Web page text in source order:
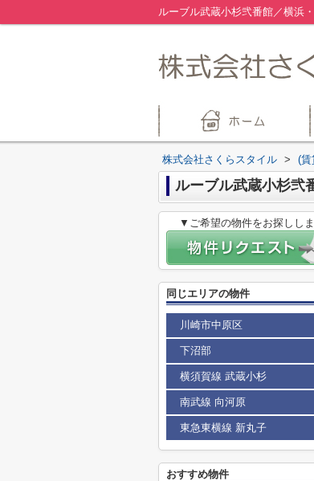
ルーブル武蔵小杉弐番館／横浜
株式会社さくらスタイル > (賃
ルーブル武蔵小杉弐
▼ご希望の物件をお探しし
同じエリアの物件
川崎市中原区
下沼部
横須賀線 武蔵小杉
南武線 向河原
東急東横線 新丸子
おすすめ物件